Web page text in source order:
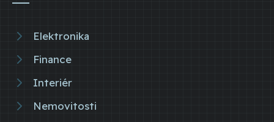
Elektronika
Finance
Interiér
Nemovitosti